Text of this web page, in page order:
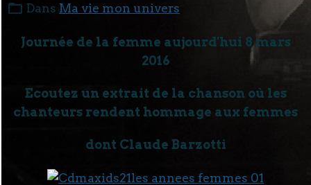
Dans Ma vie mon univers
Journée de la femme aujourd'hui 8 mars
2016
Ecoutez un extrait de la chanson où les
chanteurs rendent hommage aux femmes
dont Claude Barzotti